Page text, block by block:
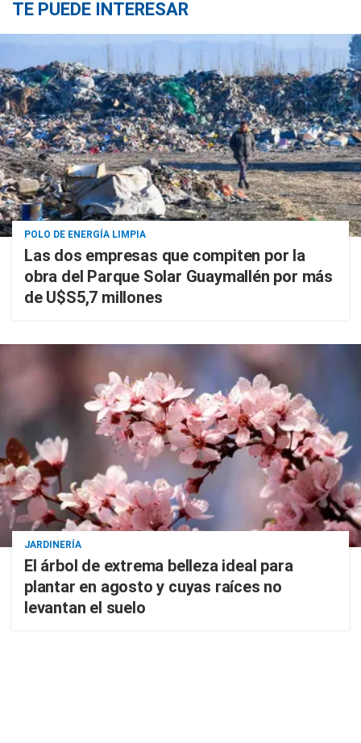
TE PUEDE INTERESAR
POLO DE ENERGÍA LIMPIA
Las dos empresas que compiten por la
obra del Parque Solar Guaymallén por más
de U$S5,7 millones
JARDINERÍA
El árbol de extrema belleza ideal para
plantar en agosto y cuyas raíces no
levantan el suelo